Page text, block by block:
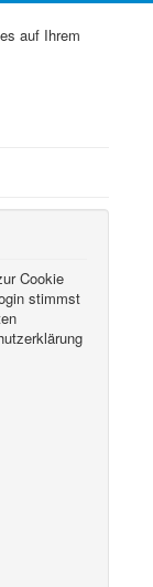
auf Ihrem
Cookie
stimmst